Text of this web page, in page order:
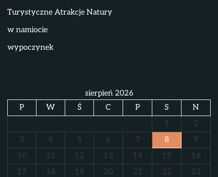
Turystyczne Atrakcje Natury
w namiocie
wypoczynek
sierpień 2026
P
W Ś C P S
N
1
2
3
4 5 6 7 8
9
10
11 12 13 14 15
16
17
18 19 20 21 22
23